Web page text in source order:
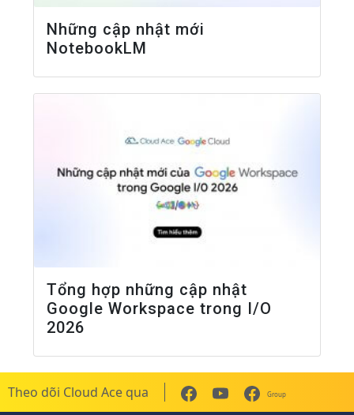
Những cập nhật mới
NotebookLM
Tổng hợp những cập nhật
Google Workspace trong I/O
2026
Theo dõi Cloud Ace qua Group